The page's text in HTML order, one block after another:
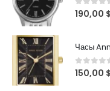
0out
190,00 $
Часы
0out
150,00 $